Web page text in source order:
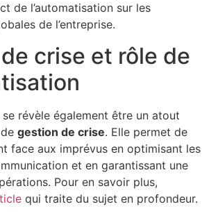
de l’automatisation sur les
de l’entreprise.
crise et rôle de
se révèle également être un atout
gestion de crise. Elle permet de
face aux imprévus en optimisant les
et en garantissant une
Pour en savoir plus,
qui traite du sujet en profondeur.